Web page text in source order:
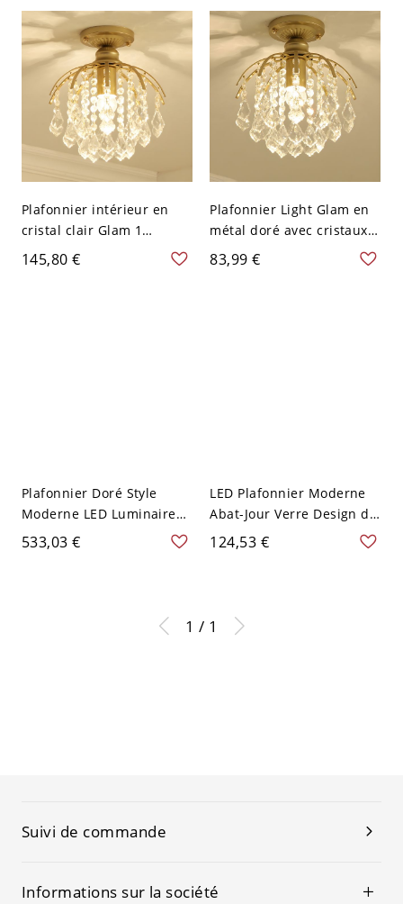
cm
Plafonnier intérieur en
cristal clair Glam 1
lumière en or - 110 V-120
V 29,21 cm
145,80 €
Plafonnier Light Glam en
métal doré avec cristaux
suspendus - 110 V-120 V
27,94 cm
83,99 €
Plafonnier Doré Style
Moderne LED Luminaire
Affleurant en Métal
Design de Cône Décor en
533,03 €
LED Plafonnier Moderne
Abat-Jour Verre Design de
Bol Luminaire Affleurant
en Métal Décor en Cristal
124,53 €
1 / 1
Suivi de commande
Informations sur la société